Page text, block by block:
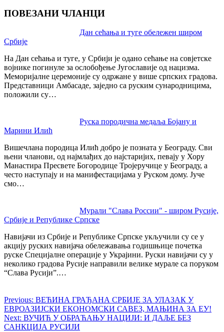
ПОВЕЗАНИ ЧЛАНЦИ
Дан сећања и туге обележен широм
Србије
На Дан сећања и туге, у Србији је одано сећање на совјетске
војнике погинуле за ослобођење Југославије од нацизма.
Меморијалне церемоније су одржане у више српских градова.
Представници Амбасаде, заједно са руским сународницима,
положили су…
Руска породична медаља Бојану и
Марини Илић
Вишечлана породица Илић добро је позната у Београду. Сви
њени чланови, од најмлађих до најстаријих, певају у Хору
Манастира Пресвете Богородице Тројеручице у Београду, а
често наступају и на манифестацијама у Руском дому. Јуче
смо…
Мурали "Слава России" - широм Русије,
Србије и Републике Српске
Навијачи из Србије и Републике Српске укључили су се у
акцију руских навијача обележавања годишњице почетка
руске Специјалне операције у Украјини. Руски навијачи су у
неколико градова Русије направили велике мурале са поруком
“Слава Русији”.…
navigation
Previous: ВЕЋИНА ГРАЂАНА СРБИЈЕ ЗА УЛАЗАК У
ЕВРОАЗИЈСКИ ЕКОНОМСКИ САВЕЗ, МАЊИНА ЗА ЕУ!
Next: ВУЧИЋ У ОБРАЋАЊУ НАЦИЈИ: И ДАЉЕ БЕЗ
САНКЦИЈА РУСИЈИ